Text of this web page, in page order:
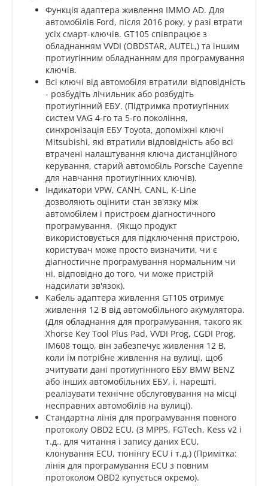
Функція адаптера живлення IMMO AD. Для
автомобілів Ford, після 2016 року, у разі втрати
усіх смарт-ключів. GT105 співпрацює з
обладнанням VVDI (OBDSTAR, AUTEL,) та іншим
протиугінним обладнанням для програмування
ключів.
Всі ключі від автомобіля втратили відповідність
- розбудіть лічильник або розбудіть
протиугінний ЕБУ. (Підтримка протиугінних
систем VAG 4-го та 5-го покоління,
синхронізація ЕБУ Toyota, допоміжні ключі
Mitsubishi, які втратили відповідність або всі
втрачені налаштування ключа дистанційного
керування, старий автомобіль Porsche Cayenne
для навчання протиугінних ключів).
Індикатори VPW, CANH, CANL, K-Line
дозволяють оцінити стан зв'язку між
автомобілем і пристроєм діагностичного
програмування. (Якщо продукт
використовується для підключення пристрою,
користувач може просто визначити, чи є
діагностичне програмування нормальним чи
ні, відповідно до того, чи може пристрій
надсилати зв'язок).
Кабель адаптера живлення GT105 отримує
живлення 12 В від автомобільного акумулятора.
(Для обладнання для програмування, такого як
Xhorse Key Tool Plus Pad, VVDI Prog, CGDI Prog,
IM608 тощо, він забезпечує живлення 12 В,
коли їм потрібне живлення на вулиці, щоб
зчитувати дані протиугінного ЕБУ BMW BENZ
або інших автомобільних ЕБУ, і, нарешті,
реалізувати технічне обслуговування на місці
несправних автомобілів на вулиці).
Стандартна лінія для програмування повного
протоколу OBD2 ECU. (З MPPS, FGTech, Kess v2 і
т.д., для читання і запису даних ECU,
клонування ECU, тюнінгу ECU і т.д.) (Примітка:
лінія для програмування ECU з повним
протоколом OBD2 купується окремо).